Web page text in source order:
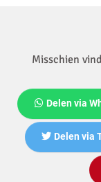
Misschien
Delen via
Delen via